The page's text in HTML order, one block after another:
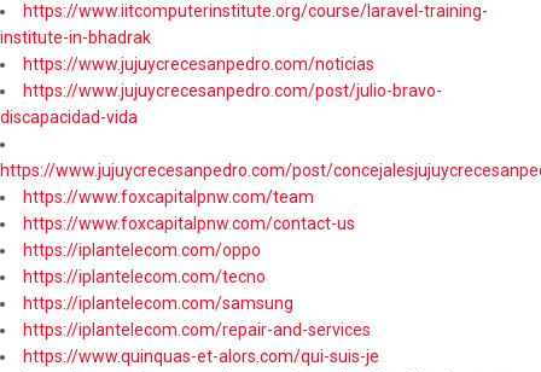
https://www.iitcomputerinstitute.org/course/laravel-training-
institute-in-bhadrak
https://www.jujuycrecesanpedro.com/noticias
https://www.jujuycrecesanpedro.com/post/julio-bravo-
discapacidad-vida
https://www.jujuycrecesanpedro.com/post/
https://www.foxcapitalpnw.com/team
https://www.foxcapitalpnw.com/contact-us
https://iplantelecom.com/oppo
https://iplantelecom.com/tecno
https://iplantelecom.com/samsung
https://iplantelecom.com/repair-and-services
https://www.quinquas-et-alors.com/qui-suis-je